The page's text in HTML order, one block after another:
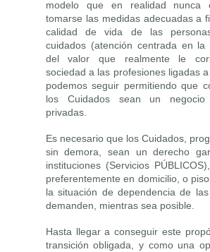
modelo que en realidad nunca
tomarse las medidas adecuadas a
calidad de vida de las
cuidados (atención centrada en
del valor que realmente le
sociedad a las profesiones ligadas
podemos seguir permitiendo que
los Cuidados sean un negocio
privadas.
Es necesario que los Cuidados,
sin demora, sean un derecho
instituciones (Servicios
preferentemente en domicilio, o
la situación de dependencia de
demanden, mientras sea posible.
Hasta llegar a conseguir este
transición obligada, y como una